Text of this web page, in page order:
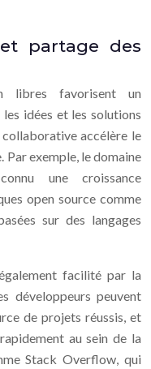
partage des
libres favorisent un
idées et les solutions
accélère le
Par exemple, le domaine
une croissance
open source comme
sur des langages
facilité par la
développeurs peuvent
de projets réussis, et
au sein de la
Stack Overflow, qui